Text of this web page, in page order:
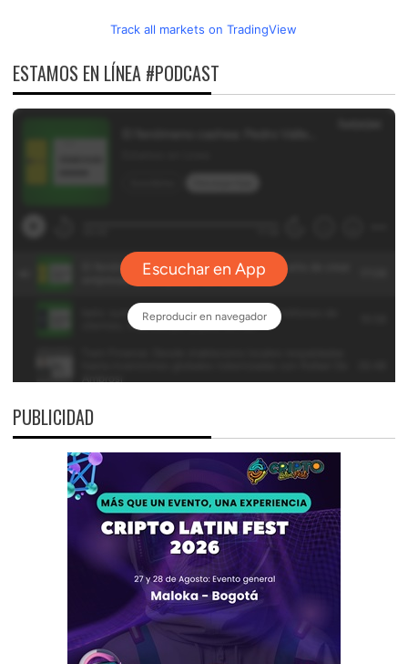
Track all markets on TradingView
ESTAMOS EN LÍNEA #PODCAST
PUBLICIDAD